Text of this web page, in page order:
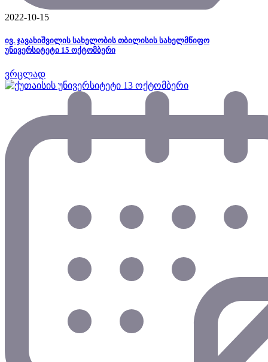
2022-10-15
ივ. ჯავახიშვილის სახელობის თბილისის სახელმწიფო
უნივერსიტეტი 15 ოქტომბერი
ვრცლად